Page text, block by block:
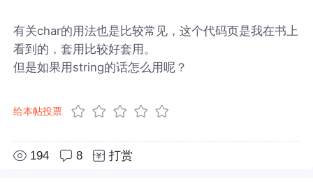
有关char的用法也是比较常见，这个代码页是我在书上
看到的，套用比较好套用。
但是如果用string的话怎么用呢？
给本帖投票
194 8 打赏